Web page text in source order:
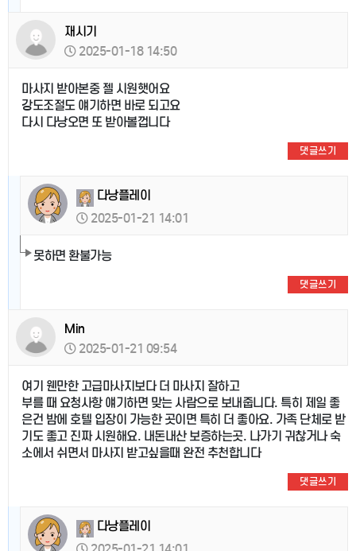
재시기
2025-01-18 14:50
마사지 받아본중 젤 시원햇어요
강도조절도 얘기하면 바로 되고요
다시 다낭오면 또 받아볼껍니다
댓글쓰기
다낭플레이
2025-01-21 14:01
못하면 환불가능
댓글쓰기
Min
2025-01-21 09:54
여기 웬만한 고급마사지보다 더 마사지 잘하고
부를 때 요청사항 얘기하면 맞는 사람으로 보내줍니다. 특히 제일 좋
은건 밤에 호텔 입장이 가능한 곳이면 특히 더 좋아요. 가족 단체로 받
기도 좋고 진짜 시원해요. 내돈내산 보증하는곳. 나가기 귀찮거나 숙
소에서 쉬면서 마사지 받고싶을때 완전 추천합니다
댓글쓰기
다낭플레이